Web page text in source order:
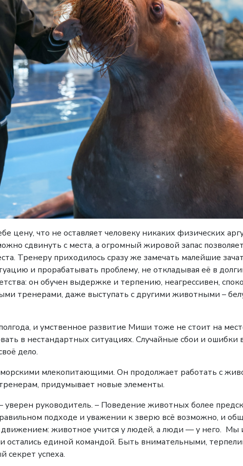
цену, что не оставляет человеку никаких физических
сдвинуть с места, а огромный жировой запас
Тренеру приходилось сразу же замечать малейшие
и прорабатывать проблему, не откладывая её в
он обучен выдержке и терпению, неагрессивен,
тренерами, даже выступать с другими животными –
и умственное развитие Миши тоже не стоит на
в нестандартных ситуациях. Случайные сбои и ошибки
дело.
млекопитающими. Он продолжает работать с
придумывает новые элементы.
руководитель. – Поведение животных более
подходе и уважении к зверю всё возможно, и
животное учится у людей, а люди — у него.
единой командой. Быть внимательными,
секрет успеха.